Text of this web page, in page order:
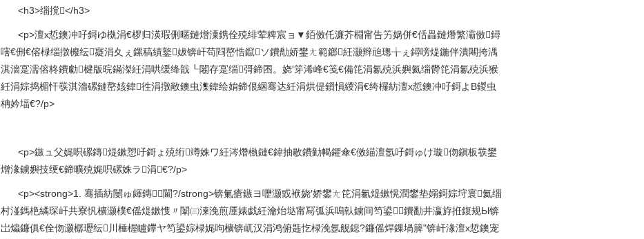
<h3>缁撹</h3>
<p>澶х悊鐭冲吇鎶ゆ槸涓€椤归渶瑕侀暱鏈熷潥鎸佺殑绯荤粺宸ョ▼銆傚仛濂芥棩甯告竻娲併€佸畾鏈熸繁灞傚鐞
嗐€侀€傛椂缁撴櫠纭寲涓夊ぇ鏍稿績鐜妭锛屽苟閰嶅悎鑹ソ鐨勪娇鐢ㄤ範鎯紝灏辫兘璁╁ぇ鐞嗙煶鍦伴潰闀挎湡
淇濇寔濡傛柊鐨勮楗版晥鏋滐紝涓哄缓绛戠┖闂存寔缁彁鍗囨。娆′笌浠峰€笺€備笓涓氱殑浜嬩氦缁欎笓涓氱殑浜猴
紝涓婃捣楣忓彂淇濇磥鏈嶅姟鍏徃涓撴敞鐭虫潗鍏绘姢鍗佷綑骞达紝涓烘偍鎻愪緵涓€绔欏紡澶х悊鐭冲吇鎶よВ鍐虫
柟妗堛€?/p>
<p>鏃ュ父娓呮磥鏄煶鏉愬吇鎶ょ殑绗竴姝ワ紝涔熸槸鏈€鍏抽敭鐨勭幆鑺傘€傚緢澶氬吇鎶ゅけ璇伆鎭板彂鐢
熷湪鐪嬩技绠€鍗曠殑娓呮磥姝ラ涓€?/p>
<p><strong>1. 骞插紡闄ゅ皹鏄閫?/strong>锛氭瘡鏃ヨ嚦灏戜袱娆′娇鐢ㄤ笓涓氱煶鏉愰潤鐢垫嫋鎶婃垨寰氦缁
村湴鎷栬繘琛屽共寮忛櫎灏樸€傜煶鏉愯〃闈㈢湅浼煎厜婊戯紝瀹炲垯甯冩弧浜嗚倝鐪间笉鍙鐨勫井瀛斿拰鍑规Ы锛
岀爞鐮俱€佺伆灏樼瓑纭川棰楃矑鑻ヤ笉鍙婃椂娓呴櫎锛屼汉涓鸿俯韪忔椂浼氬舰鎴?鐮傜焊鏁堝簲"锛屽湪澶х悊鐭宠